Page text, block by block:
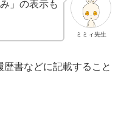
ミミィ先生
」の表示も
書などに記載すること